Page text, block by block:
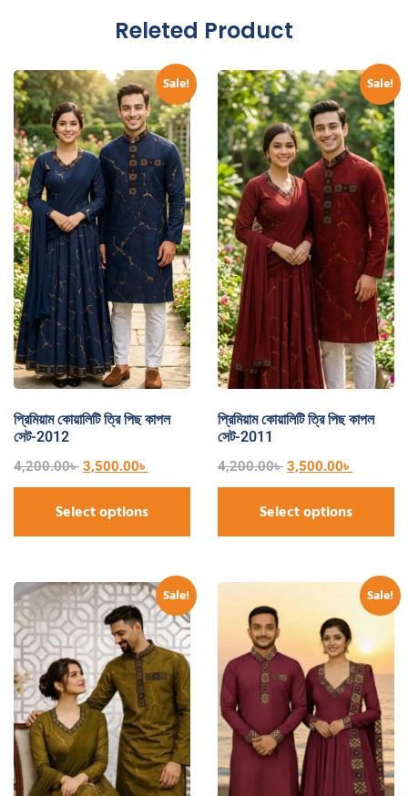
Releted Product
Sale!
প্রিমিয়াম কোয়ালিটি ত্রি পিছ কাপল
সেট-2012
4,200.00৳ 3,500.00৳
Select options
Sale!
প্রিমিয়াম কোয়ালিটি ত্রি পিছ কাপল
সেট-2011
4,200.00৳ 3,500.00৳
Select options
Sale! Sale!